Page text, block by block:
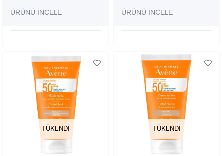
ÜRÜNÜ İNCELE ÜRÜNÜ İNCELE
TÜKENDI TÜKENDI